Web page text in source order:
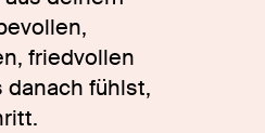
friedvollen
danach fühlst,